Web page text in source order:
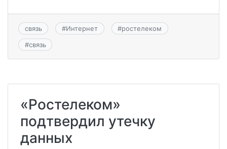
связь #Интернет #ростелеком
#связь
«Ростелеком»
подтвердил утечку
данных